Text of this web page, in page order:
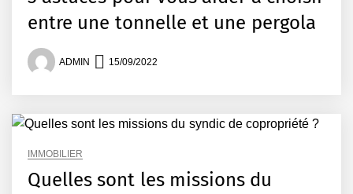
entre une tonnelle et une pergola
ADMIN 15/09/2022
IMMOBILIER
Quelles sont les missions du